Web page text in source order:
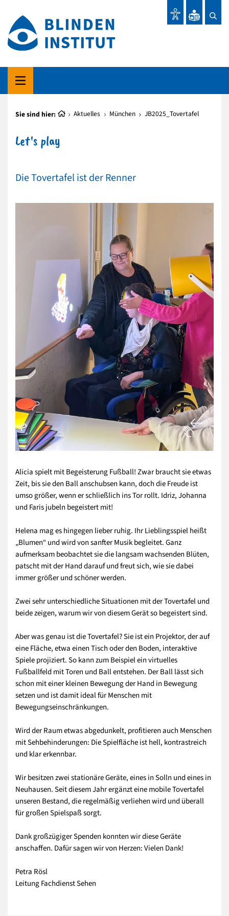
Sie sind hier: Aktuelles München JB2025_Tovertafel
Let's play
Die Tovertafel ist der Renner
Alicia spielt mit Begeisterung Fußball! Zwar braucht sie etwas
Zeit, bis sie den Ball anschubsen kann, doch die Freude ist
umso größer, wenn er schließlich ins Tor rollt. Idriz, Johanna
und Faris jubeln begeistert mit!
Helena mag es hingegen lieber ruhig. Ihr Lieblingsspiel heißt
„Blumen“ und wird von sanfter Musik begleitet. Ganz
aufmerksam beobachtet sie die langsam wachsenden Blüten,
patscht mit der Hand darauf und freut sich, wie sie dabei
immer größer und schöner werden.
Zwei sehr unterschiedliche Situationen mit der Tovertafel und
beide zeigen, warum wir von diesem Gerät so begeistert sind.
Aber was genau ist die Tovertafel? Sie ist ein Projektor, der auf
eine Fläche, etwa einen Tisch oder den Boden, interaktive
Spiele projiziert. So kann zum Beispiel ein virtuelles
Fußballfeld mit Toren und Ball entstehen. Der Ball lässt sich
schon mit einer kleinen Bewegung der Hand in Bewegung
setzen und ist damit ideal für Menschen mit
Bewegungseinschränkungen.
Wird der Raum etwas abgedunkelt, profitieren auch Menschen
mit Sehbehinderungen: Die Spielfläche ist hell, kontrastreich
und klar erkennbar.
Wir besitzen zwei stationäre Geräte, eines in Solln und eines in
Neuhausen. Seit diesem Jahr ergänzt eine mobile Tovertafel
unseren Bestand, die regelmäßig verliehen wird und überall
für großen Spielspaß sorgt.
Dank großzügiger Spenden konnten wir diese Geräte
anschaffen. Dafür sagen wir von Herzen: Vielen Dank!
Petra Rösl
Leitung Fachdienst Sehen